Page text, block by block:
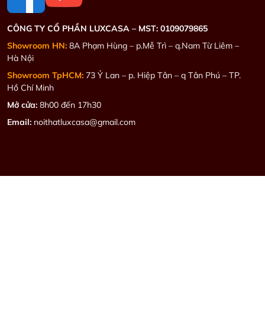
CÔNG TY CỔ PHẦN LUXCASA – MST: 0109079865
Showroom HN: 8A Phạm Hùng – p.Mễ Trì – q.Nam Từ Liêm –
Hà Nội
Showroom TpHCM: 73 Ỷ Lan – p. Hiệp Tân – q Tân Phú – TP.
Hồ Chí Minh
Mở cửa: 8h00 đến 17h30
Email: noithatluxcasa@gmail.com